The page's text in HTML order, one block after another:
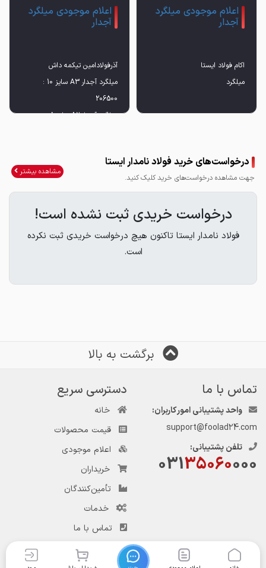
اعلام موجودی میلگرد
آجدار
میلگرد
اعلام موجودی میلگرد
آجدار
bazargani_akam_foolad_ista021
درخواست‌های خرید فولاد نامدار ایستا
جهت مشاهده درخواست‌های خرید کلیک کنید.
مشاهده بیشتر
درخواست خریدی ثبت نشده است!
فولاد نامدار ایستا تاکنون هیچ درخواست خریدی ثبت نکرده
است.
برگشت به بالا
تماس با ما
واحد پشتیبانی امور کاربران:
support@foolad24.com
تلفن پشتیبانی:
03135060000
دسترسی سریع
خانه
قیمت محصولات
اعلام موجودی
خریداران
تأمین‌کنندگان
خدمات
تماس با ما